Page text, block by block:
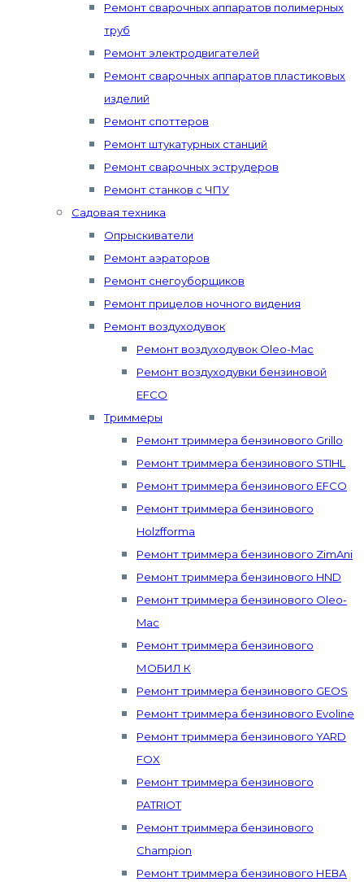
Ремонт сварочных аппаратов полимерных
труб
Ремонт электродвигателей
Ремонт сварочных аппаратов пластиковых
изделий
Ремонт споттеров
Ремонт штукатурных станций
Ремонт сварочных эструдеров
Ремонт станков с ЧПУ
Садовая техника
Опрыскиватели
Ремонт аэраторов
Ремонт снегоуборщиков
Ремонт прицелов ночного видения
Ремонт воздуходувок
Ремонт воздуходувок Oleo-Mac
Ремонт воздуходувки бензиновой
EFCO
Триммеры
Ремонт триммера бензинового Grillo
Ремонт триммера бензинового STIHL
Ремонт триммера бензинового EFCO
Ремонт триммера бензинового
Holzfforma
Ремонт триммера бензинового ZimAni
Ремонт триммера бензинового HND
Ремонт триммера бензинового Oleo-
Mac
Ремонт триммера бензинового
МОБИЛ К
Ремонт триммера бензинового GEOS
Ремонт триммера бензинового Evoline
Ремонт триммера бензинового YARD
FOX
Ремонт триммера бензинового
PATRIOT
Ремонт триммера бензинового
Champion
Ремонт триммера бензинового НЕВА